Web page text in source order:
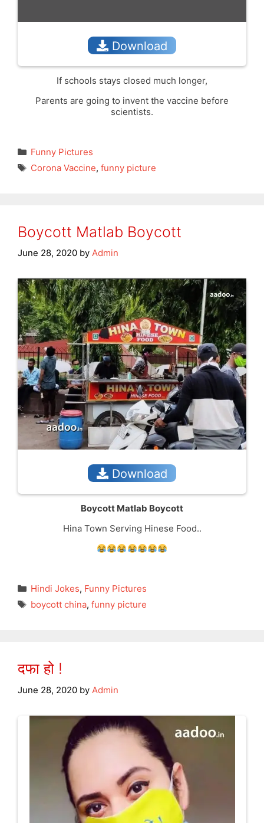
Download
If schools stays closed much longer,
Parents are going to invent the vaccine before
scientists.
Categories
Funny Pictures
Tags
Corona Vaccine, funny picture
Boycott Matlab Boycott
June 28, 2020 by Admin
Download
Boycott Matlab Boycott
Hina Town Serving Hinese Food..
Categories
Hindi Jokes, Funny Pictures
Tags
boycott china, funny picture
दफा हो !
June 28, 2020 by Admin